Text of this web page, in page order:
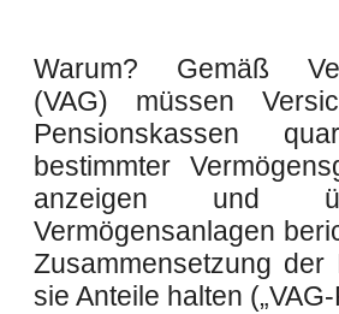
Warum? Gemäß
(VAG) müssen
Pensionskassen
bestimmter
anzeigen und
Vermögensanlagen
Zusammensetzung
sie Anteile halten